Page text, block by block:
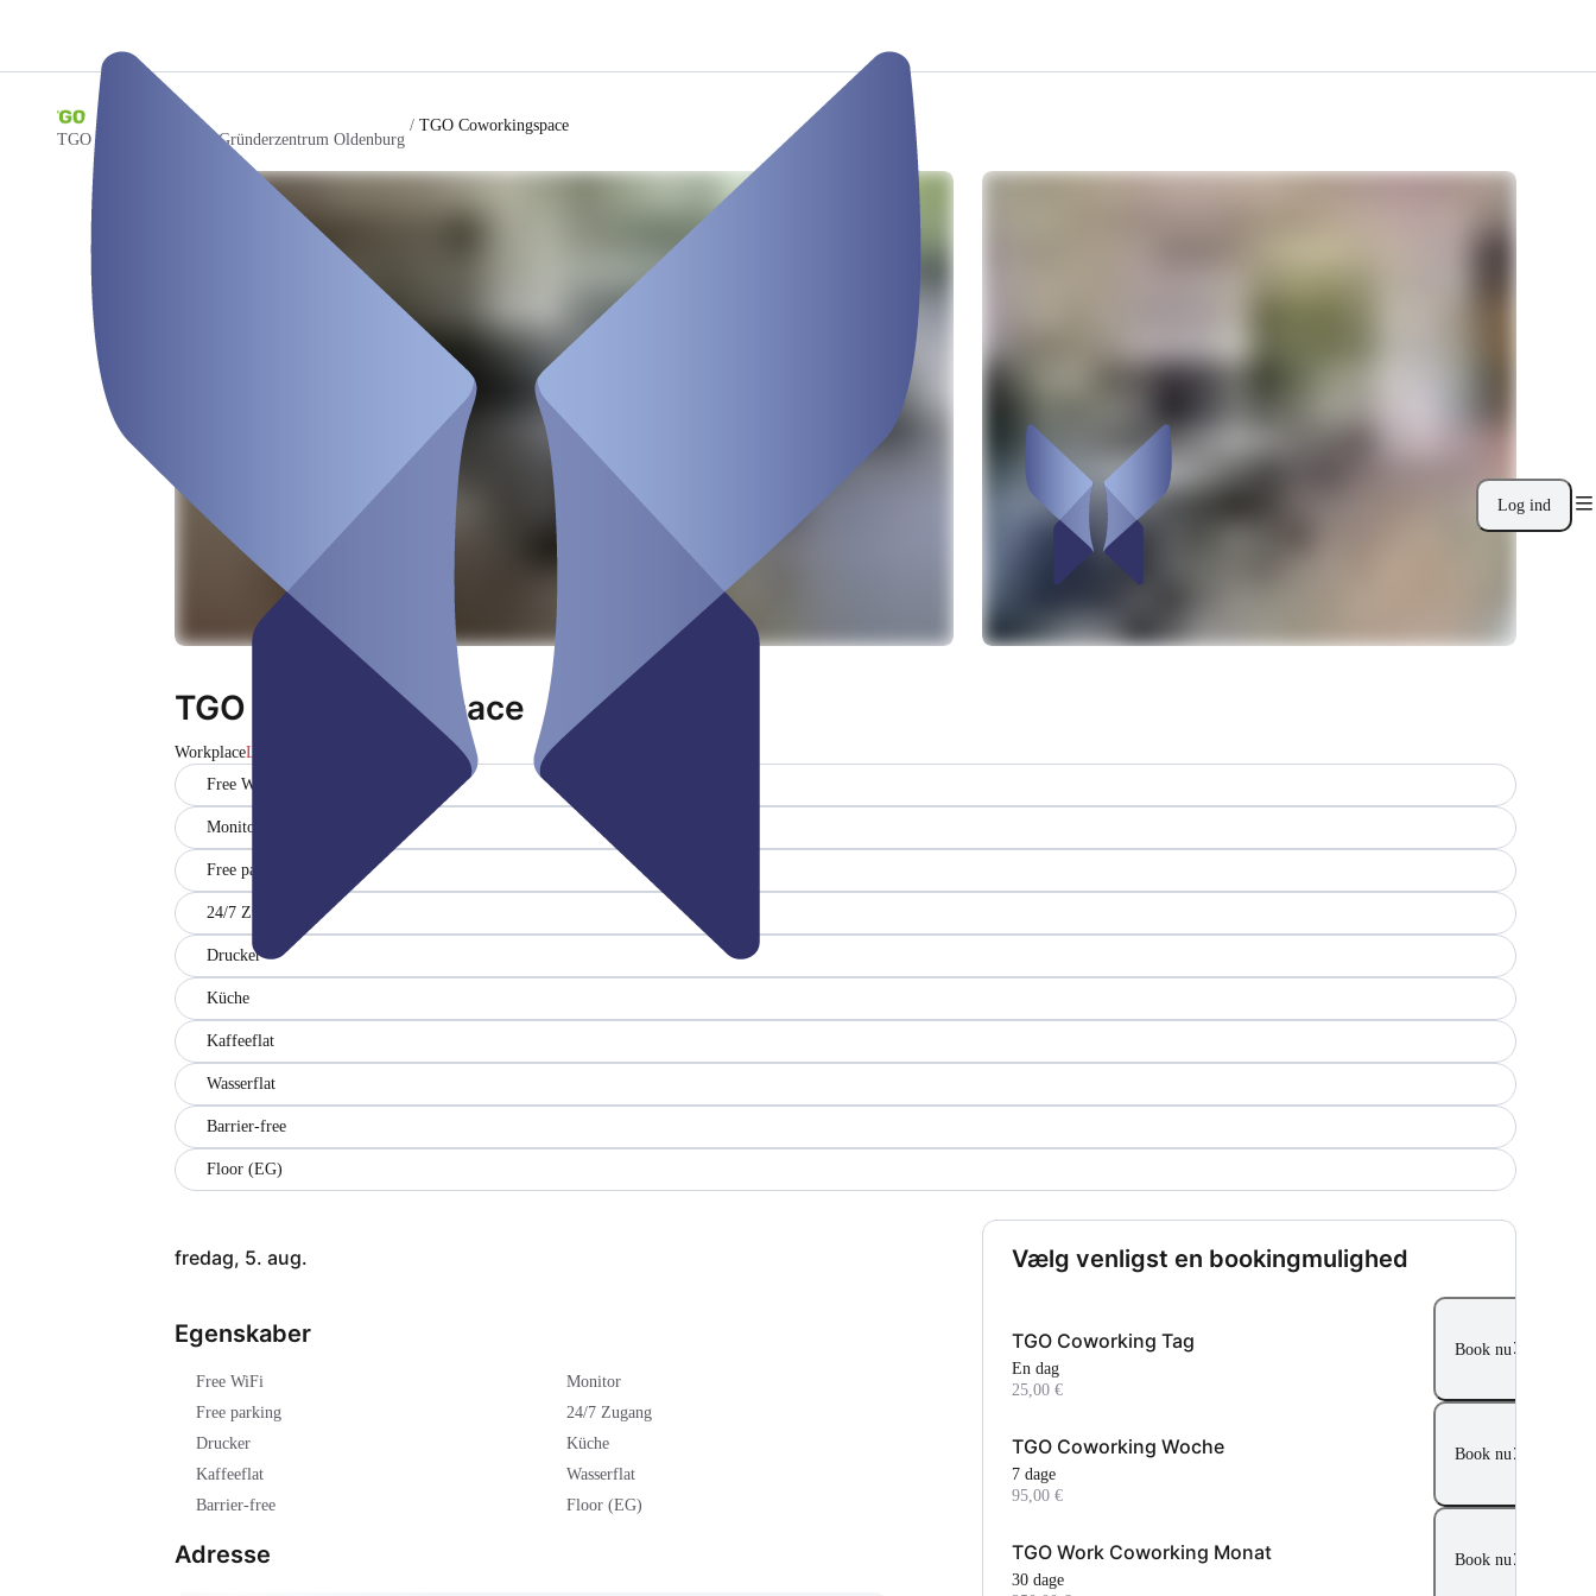
Log ind
TGO Technologie- und Gründerzentrum Oldenburg
/ TGO Coworkingspace
TGO Coworkingspace
WorkplaceLukket
Free WiFi
Monitor
Free parking
24/7 Zugang
Drucker
Küche
Kaffeeflat
Wasserflat
Barrier-free
Floor (EG)
fredag, 5. aug.
Egenskaber
Free WiFi
Monitor
Free parking
24/7 Zugang
Drucker
Küche
Kaffeeflat
Wasserflat
Barrier-free
Floor (EG)
Adresse
Vælg venligst en bookingmulighed
TGO Coworking Tag
En dag
25,00 €
Book nu
TGO Coworking Woche
7 dage
95,00 €
Book nu
TGO Work Coworking Monat
30 dage
Book nu